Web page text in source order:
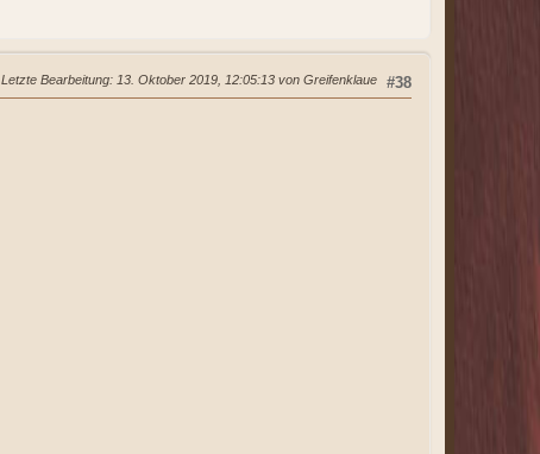
#38
Letzte Bearbeitung: 13. Oktober 2019, 12:05:13 von Greifenklaue